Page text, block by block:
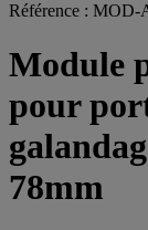
Référence : MOD-
Module
pour
78mm